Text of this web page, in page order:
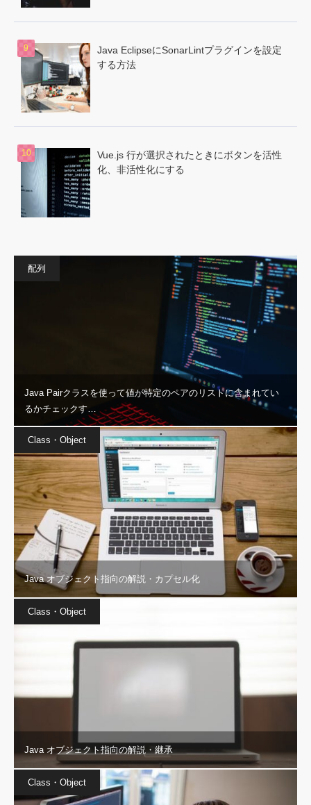
Java EclipseにSonarLintプラグインを設定
する方法
Vue.js 行が選択されたときにボタンを活性
化、非活性化にする
配列
Java Pairクラスを使って値が特定のペアのリストに含まれてい
るかチェックす…
Class・Object
Java オブジェクト指向の解説・カプセル化
Class・Object
Java オブジェクト指向の解説・継承
Class・Object